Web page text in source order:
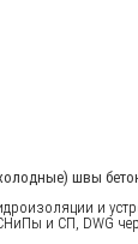
швы
и
и СП, DWG